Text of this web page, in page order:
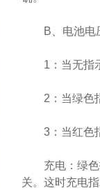
B、电池电压
1：当无指示
2：当绿色指
3：当红色指
充电：绿色指
关。这时充电